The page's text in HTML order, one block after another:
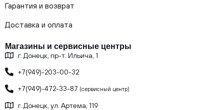
Гарантия и возврат
Доставка и оплата
Магазины и сервисные центры
г. Донецк, пр-т. Ильича, 1
+7(949)-203-00-32
+7(949)-472-33-87 (сервисный центр)
г. Донецк, ул. Артема, 119